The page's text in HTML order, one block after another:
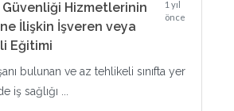
Güvenliği Hizmetlerinin
İlişkin İşveren veya
Eğitimi
1 yıl
önce
bulunan ve az tehlikeli sınıfta yer
iş sağlığı ...